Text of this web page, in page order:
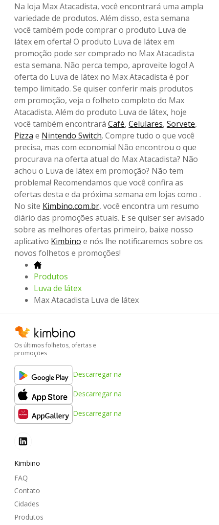
Na loja Max Atacadista, você encontrará uma ampla
variedade de produtos. Além disso, esta semana
você também pode comprar o produto Luva de
látex em oferta! O produto Luva de látex em
promoção pode ser comprado no Max Atacadista
esta semana. Não perca tempo, aproveite logo! A
oferta do Luva de látex no Max Atacadista é por
tempo limitado. Se quiser conferir mais produtos
em promoção, veja o folheto completo do Max
Atacadista. Além do produto Luva de látex, hoje
você também encontrará Café, Celulares, Sorvete,
Pizza e Nintendo Switch. Compre tudo o que você
precisa, mas com economia! Não encontrou o que
procurava na oferta atual do Max Atacadista? Não
achou o Luva de látex em promoção? Não tem
problema! Recomendamos que você confira as
ofertas desta e da próxima semana em lojas como .
No site Kimbino.com.br, você encontra um resumo
diário das promoções atuais. E se quiser ser avisado
sobre as melhores ofertas primeiro, baixe nosso
aplicativo Kimbino e nós lhe notificaremos sobre os
novos folhetos e promoções!
Produtos
Luva de látex
Max Atacadista Luva de látex
Os últimos folhetos, ofertas e
promoções
Descarregar na
Descarregar na
Descarregar na
Kimbino
FAQ
Contato
Cidades
Produtos